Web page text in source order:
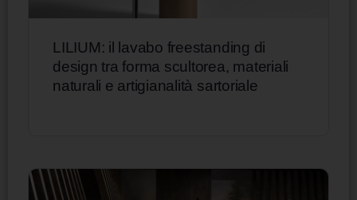
LILIUM: il lavabo freestanding di
design tra forma scultorea, materiali
naturali e artigianalità sartoriale